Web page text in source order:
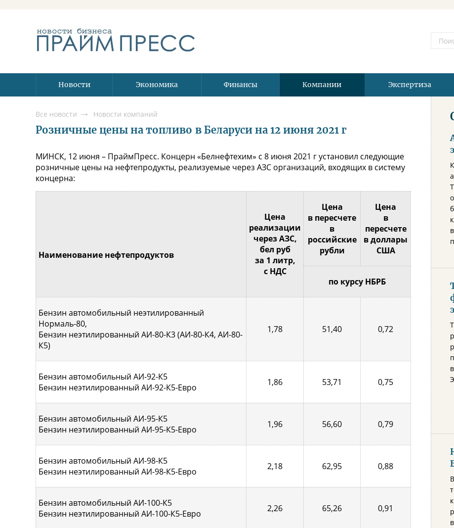
Новости Экономика Финансы Компании Экспертиза
Все новости Новости компаний
Розничные цены на топливо в Беларуси на 12 июня 2021 г
МИНСК, 12 июня – ПраймПресс. Концерн «Белнефтехим» с 8 июня 2021 г установил следующие
розничные цены на нефтепродукты, реализуемые через АЗС организаций, входящих в систему
концерна:
Наименование нефтепродуктов
Цена
реализации
через АЗС,
бел руб
за 1 литр,
с НДС
Цена
в пересчете
в
российские
рубли
Цена
в
пересчете
в доллары
США
по курсу НБРБ
Бензин автомобильный неэтилированный
Нормаль-80,
Бензин неэтилированный АИ-80-К3 (АИ-80-К4, АИ-80-
К5)
1,78 51,40 0,72
Бензин автомобильный АИ-92-К5
Бензин неэтилированный АИ-92-К5-Евро
1,86 53,71 0,75
Бензин автомобильный АИ-95-К5
Бензин неэтилированный АИ-95-К5-Евро
1,96 56,60 0,79
Бензин автомобильный АИ-98-К5
Бензин неэтилированный АИ-98-К5-Евро
2,18 62,95 0,88
Бензин автомобильный АИ-100-К5
Бензин неэтилированный АИ-100-К5-Евро
2,26 65,26 0,91